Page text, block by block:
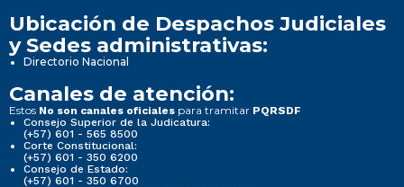
Ubicación de Despachos Judiciales
y Sedes administrativas:
Directorio Nacional
Canales de atención:
Estos No son canales oficiales para tramitar PQRSDF
Consejo Superior de la Judicatura:
(+57) 601 - 565 8500
Corte Constitucional:
(+57) 601 - 350 6200
Consejo de Estado:
(+57) 601 - 350 6700